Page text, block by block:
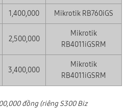
1,400,000 Mikrotik RB760iGS
2,500,000
Mikrotik
RB4011iGSRM
3,400,000
Mikrotik
RB4011iGSRM
đồng (riêng S300 Biz